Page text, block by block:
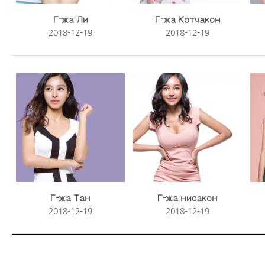
Г-жа Ли
2018-12-19
Г-жа Котчакон
2018-12-19
Г-жа Тан
2018-12-19
Г-жа нисакон
2018-12-19